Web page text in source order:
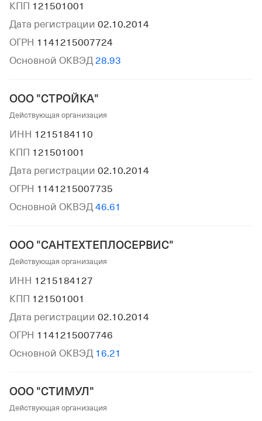
КПП 121501001
Дата регистрации 02.10.2014
ОГРН 1141215007724
Основной ОКВЭД 28.93
ООО "СТРОЙКА"
Действующая организация
ИНН 1215184110
КПП 121501001
Дата регистрации 02.10.2014
ОГРН 1141215007735
Основной ОКВЭД 46.61
ООО "САНТЕХТЕПЛОСЕРВИС"
Действующая организация
ИНН 1215184127
КПП 121501001
Дата регистрации 02.10.2014
ОГРН 1141215007746
Основной ОКВЭД 16.21
ООО "СТИМУЛ"
Действующая организация